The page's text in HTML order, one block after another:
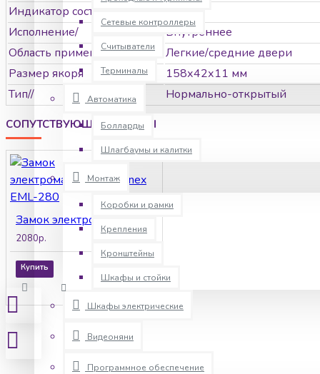
Сетевые контроллеры
Считыватели
Терминалы
Автоматика
Болларды
Шлагбаумы и калитки
Монтаж
Коробки и рамки
Крепления
Кронштейны
Шкафы и стойки
Шкафы электрические
Видеоняни
Программное обеспечение
Индикатор состояния двери
Исполнение/
Внутреннее
Область применения-
Легкие/средние двери
Размер якоря
158х42х11 мм
Тип//
Нормально-открытый
СОПУТСТВУЮЩИЕ ТОВАРЫ
2080р.
Купить